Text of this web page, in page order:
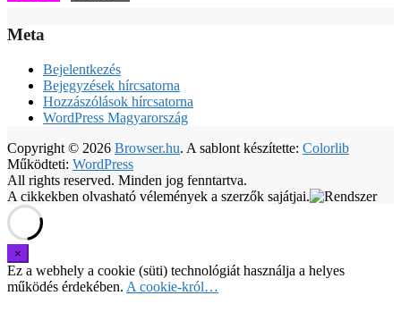
Meta
Bejelentkezés
Bejegyzések hírcsatorna
Hozzászólások hírcsatorna
WordPress Magyarország
Copyright © 2026 Browser.hu. A sablont készítette: Colorlib
Működteti: WordPress
All rights reserved. Minden jog fenntartva.
A cikkekben olvasható vélemények a szerzők sajátjai.
Ez a webhely a cookie (süti) technológiát használja a helyes
működés érdekében. A cookie-król…